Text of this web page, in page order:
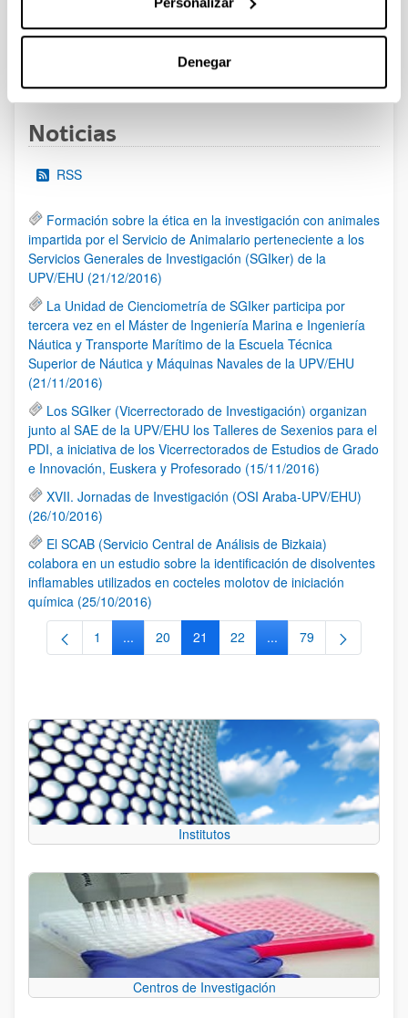
Denegar
al 30/07/2026 (ambos incluídos)
PáginaPáginaPágina
3 ...Páginas intermedias Use TAB
Noticias
RSS
Formación sobre la ética en la investigación con animales
impartida por el Servicio de Animalario perteneciente a los
Servicios Generales de Investigación (SGIker) de la
UPV/EHU (21/12/2016)
La Unidad de Cienciometría de SGIker participa por
tercera vez en el Máster de Ingeniería Marina e Ingeniería
Náutica y Transporte Marítimo de la Escuela Técnica
Superior de Náutica y Máquinas Navales de la UPV/EHU
(21/11/2016)
Los SGIker (Vicerrectorado de Investigación) organizan
junto al SAE de la UPV/EHU los Talleres de Sexenios para el
PDI, a iniciativa de los Vicerrectorados de Estudios de Grado
e Innovación, Euskera y Profesorado (15/11/2016)
XVII. Jornadas de Investigación (OSI Araba-UPV/EHU)
(26/10/2016)
El SCAB (Servicio Central de Análisis de Bizkaia)
colabora en un estudio sobre la identificación de disolventes
inflamables utilizados en cocteles molotov de iniciación
química (25/10/2016)
Página
1 ...Páginas intermedias Use TAB para desplazarse.
Página
20 Página
21 Página
22 ...Páginas intermedias
Página
79
Institutos
Centros de Investigación